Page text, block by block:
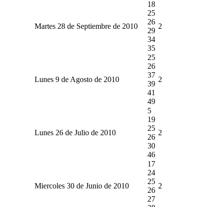
Martes 28 de Septiembre de 2010
18
25
26
29
34
35
2
Lunes 9 de Agosto de 2010
25
26
37
39
41
49
2
Lunes 26 de Julio de 2010
5
19
25
26
30
46
2
Miercoles 30 de Junio de 2010
17
24
25
26
27
2